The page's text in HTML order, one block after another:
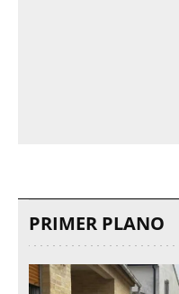
PRIMER PLANO